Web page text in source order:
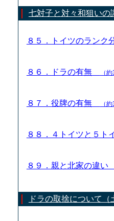
七対子と対々和狙いの
８５．トイツのランク
８６．ドラの有無 （
８７．役牌の有無 （
８８．４トイツと５ト
８９．親と北家の違い
ドラの取捨について（